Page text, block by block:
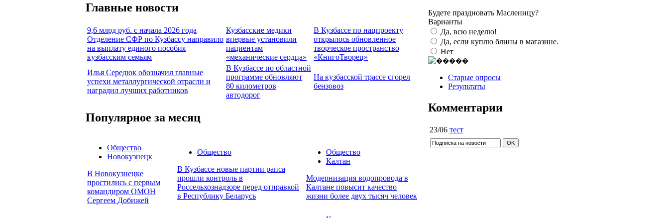
Главные новости
9,6 млрд руб. с начала 2026 года
Отделение СФР по Кузбассу направило
на выплату единого пособия
кузбасским семьям
Кузбасские медики
впервые установили
пациентам
«механические сердца»
В Кузбассе по нацпроекту
открылось обновленное
творческое пространство
«КнигоТворец»
Илья Середюк обозначил главные
успехи металлургической отрасли и
наградил лучших работников
В Кузбассе по областной
программе обновляют
80 километров
автодорог
На кузбасской трассе сгорел
бензовоз
Популярное за месяц
Общество
Новокузнецк
В Новокузнецке
простились с первым
командиром ОМОН
Сергеем Добижей
Общество
В Кузбассе новые партии рапса
прошли контроль в
Россельхознадзоре перед отправкой
в Республику Беларусь
Общество
Калтан
Модернизация водопровода в
Калтане повысит качество
жизни более двух тысяч человек
Будете праздновать Масленицу?
Варианты
Да, всю неделю!
Да, если куплю блины в магазине.
Нет
Старые опросы
Результаты
Комментарии
23/06 тест